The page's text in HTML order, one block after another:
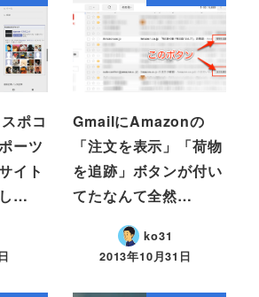
ポコ
ーツ
イト
…
GmailにAmazonの
「注文を表示」「荷物
を追跡」ボタンが付い
てたなんて全然…
ko31
2013年10月31日